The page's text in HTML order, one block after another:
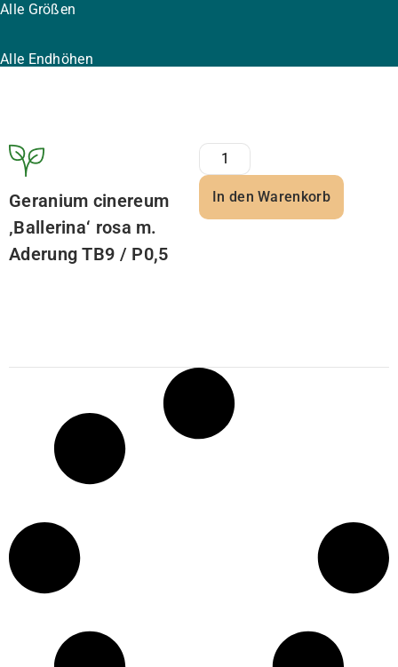
Alle Größen
Alle Endhöhen
Geranium cinereum
‚Ballerina‘ rosa m.
Aderung TB9 / P0,5
In den Warenkorb